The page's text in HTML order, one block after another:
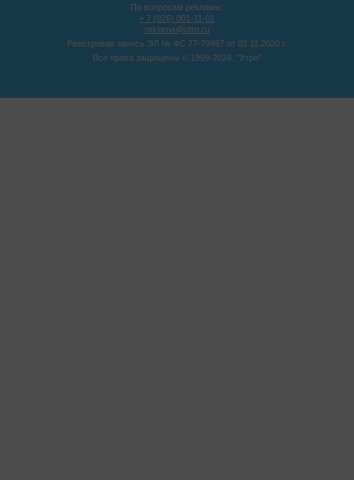
По вопросам рекламы:
+ 7 (926) 001-11-01
reklama@utro.ru
Реестровая запись ЭЛ № ФС 77-79497 от 02.11.2020 г.
Все права защищены © 1999-2024. "Утро"